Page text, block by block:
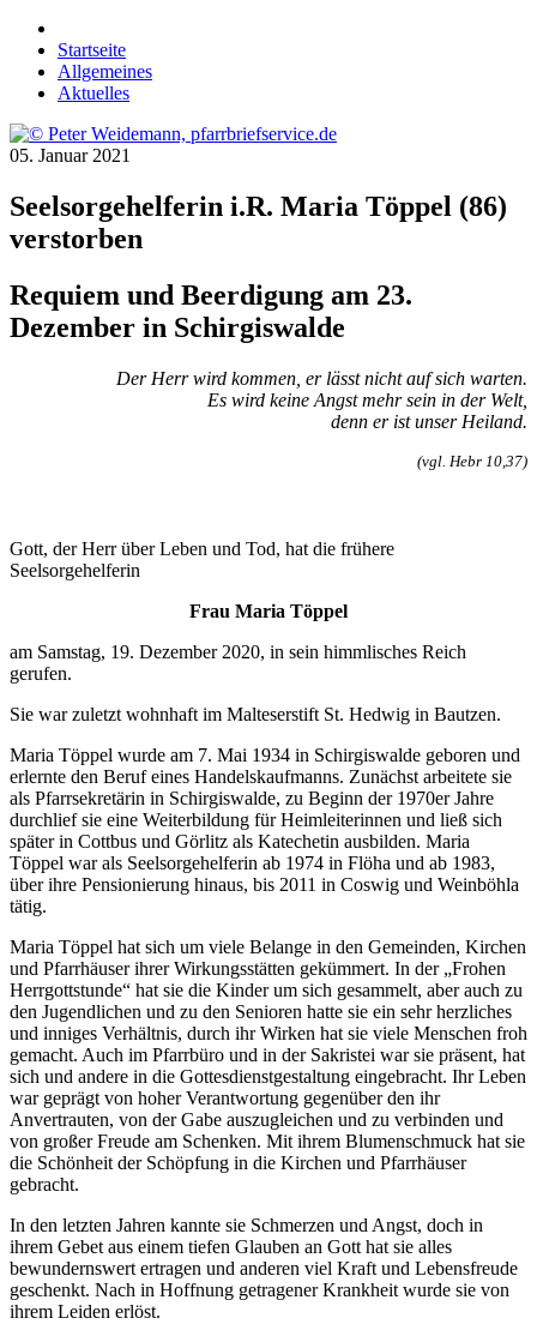
Startseite
Allgemeines
Aktuelles
05. Januar 2021
Seelsorgehelferin i.R. Maria Töppel (86)
verstorben
Requiem und Beerdigung am 23.
Dezember in Schirgiswalde
Der Herr wird kommen, er lässt nicht auf sich warten.
Es wird keine Angst mehr sein in der Welt,
denn er ist unser Heiland.
(vgl. Hebr 10,37)
Gott, der Herr über Leben und Tod, hat die frühere
Seelsorgehelferin
Frau Maria Töppel
am Samstag, 19. Dezember 2020, in sein himmlisches Reich
gerufen.
Sie war zuletzt wohnhaft im Malteserstift St. Hedwig in Bautzen.
Maria Töppel wurde am 7. Mai 1934 in Schirgiswalde geboren und
erlernte den Beruf eines Handelskaufmanns. Zunächst arbeitete sie
als Pfarrsekretärin in Schirgiswalde, zu Beginn der 1970er Jahre
durchlief sie eine Weiterbildung für Heimleiterinnen und ließ sich
später in Cottbus und Görlitz als Katechetin ausbilden. Maria
Töppel war als Seelsorgehelferin ab 1974 in Flöha und ab 1983,
über ihre Pensionierung hinaus, bis 2011 in Coswig und Weinböhla
tätig.
Maria Töppel hat sich um viele Belange in den Gemeinden, Kirchen
und Pfarrhäuser ihrer Wirkungsstätten gekümmert. In der „Frohen
Herrgottstunde“ hat sie die Kinder um sich gesammelt, aber auch zu
den Jugendlichen und zu den Senioren hatte sie ein sehr herzliches
und inniges Verhältnis, durch ihr Wirken hat sie viele Menschen froh
gemacht. Auch im Pfarrbüro und in der Sakristei war sie präsent, hat
sich und andere in die Gottesdienstgestaltung eingebracht. Ihr Leben
war geprägt von hoher Verantwortung gegenüber den ihr
Anvertrauten, von der Gabe auszugleichen und zu verbinden und
von großer Freude am Schenken. Mit ihrem Blumenschmuck hat sie
die Schönheit der Schöpfung in die Kirchen und Pfarrhäuser
gebracht.
In den letzten Jahren kannte sie Schmerzen und Angst, doch in
ihrem Gebet aus einem tiefen Glauben an Gott hat sie alles
bewundernswert ertragen und anderen viel Kraft und Lebensfreude
geschenkt. Nach in Hoffnung getragener Krankheit wurde sie von
ihrem Leiden erlöst.